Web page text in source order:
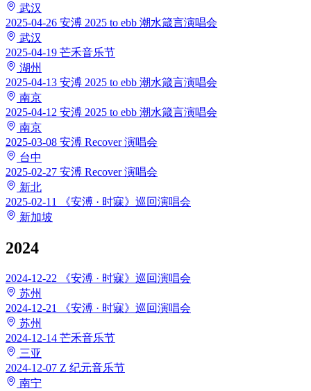
武汉
2025-04-26 安溥 2025 to ebb 潮水箴言演唱会
武汉
2025-04-19 芒禾音乐节
湖州
2025-04-13 安溥 2025 to ebb 潮水箴言演唱会
南京
2025-04-12 安溥 2025 to ebb 潮水箴言演唱会
南京
2025-03-08 安溥 Recover 演唱会
台中
2025-02-27 安溥 Recover 演唱会
新北
2025-02-11
《安溥 · 时寐》巡回演唱会
新加坡
2024
2024-12-22
《安溥 · 时寐》巡回演唱会
苏州
2024-12-21
《安溥 · 时寐》巡回演唱会
苏州
2024-12-14 芒禾音乐节
三亚
2024-12-07 Z 纪元音乐节
南宁